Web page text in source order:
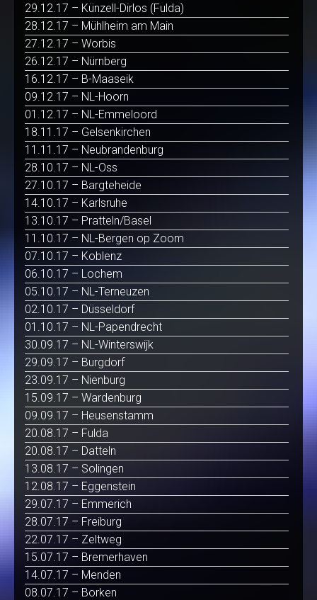
29.12.17 – Künzell-Dirlos (Fulda)
28.12.17 – Mühlheim am Main
27.12.17 – Worbis
26.12.17 – Nürnberg
16.12.17 – B-Maaseik
09.12.17 – NL-Hoorn
01.12.17 – NL-Emmeloord
18.11.17 – Gelsenkirchen
11.11.17 – Neubrandenburg
28.10.17 – NL-Oss
27.10.17 – Bargteheide
14.10.17 – Karlsruhe
13.10.17 – Pratteln/Basel
11.10.17 – NL-Bergen op Zoom
07.10.17 – Koblenz
06.10.17 – Lochem
05.10.17 – NL-Terneuzen
02.10.17 – Düsseldorf
01.10.17 – NL-Papendrecht
30.09.17 – NL-Winterswijk
29.09.17 – Burgdorf
23.09.17 – Nienburg
15.09.17 – Wardenburg
09.09.17 – Heusenstamm
20.08.17 – Fulda
20.08.17 – Datteln
13.08.17 – Solingen
12.08.17 – Eggenstein
29.07.17 – Emmerich
28.07.17 – Freiburg
22.07.17 – Zeltweg
15.07.17 – Bremerhaven
14.07.17 – Menden
08.07.17 – Borken